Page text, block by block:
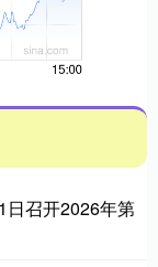
日召开2026年第